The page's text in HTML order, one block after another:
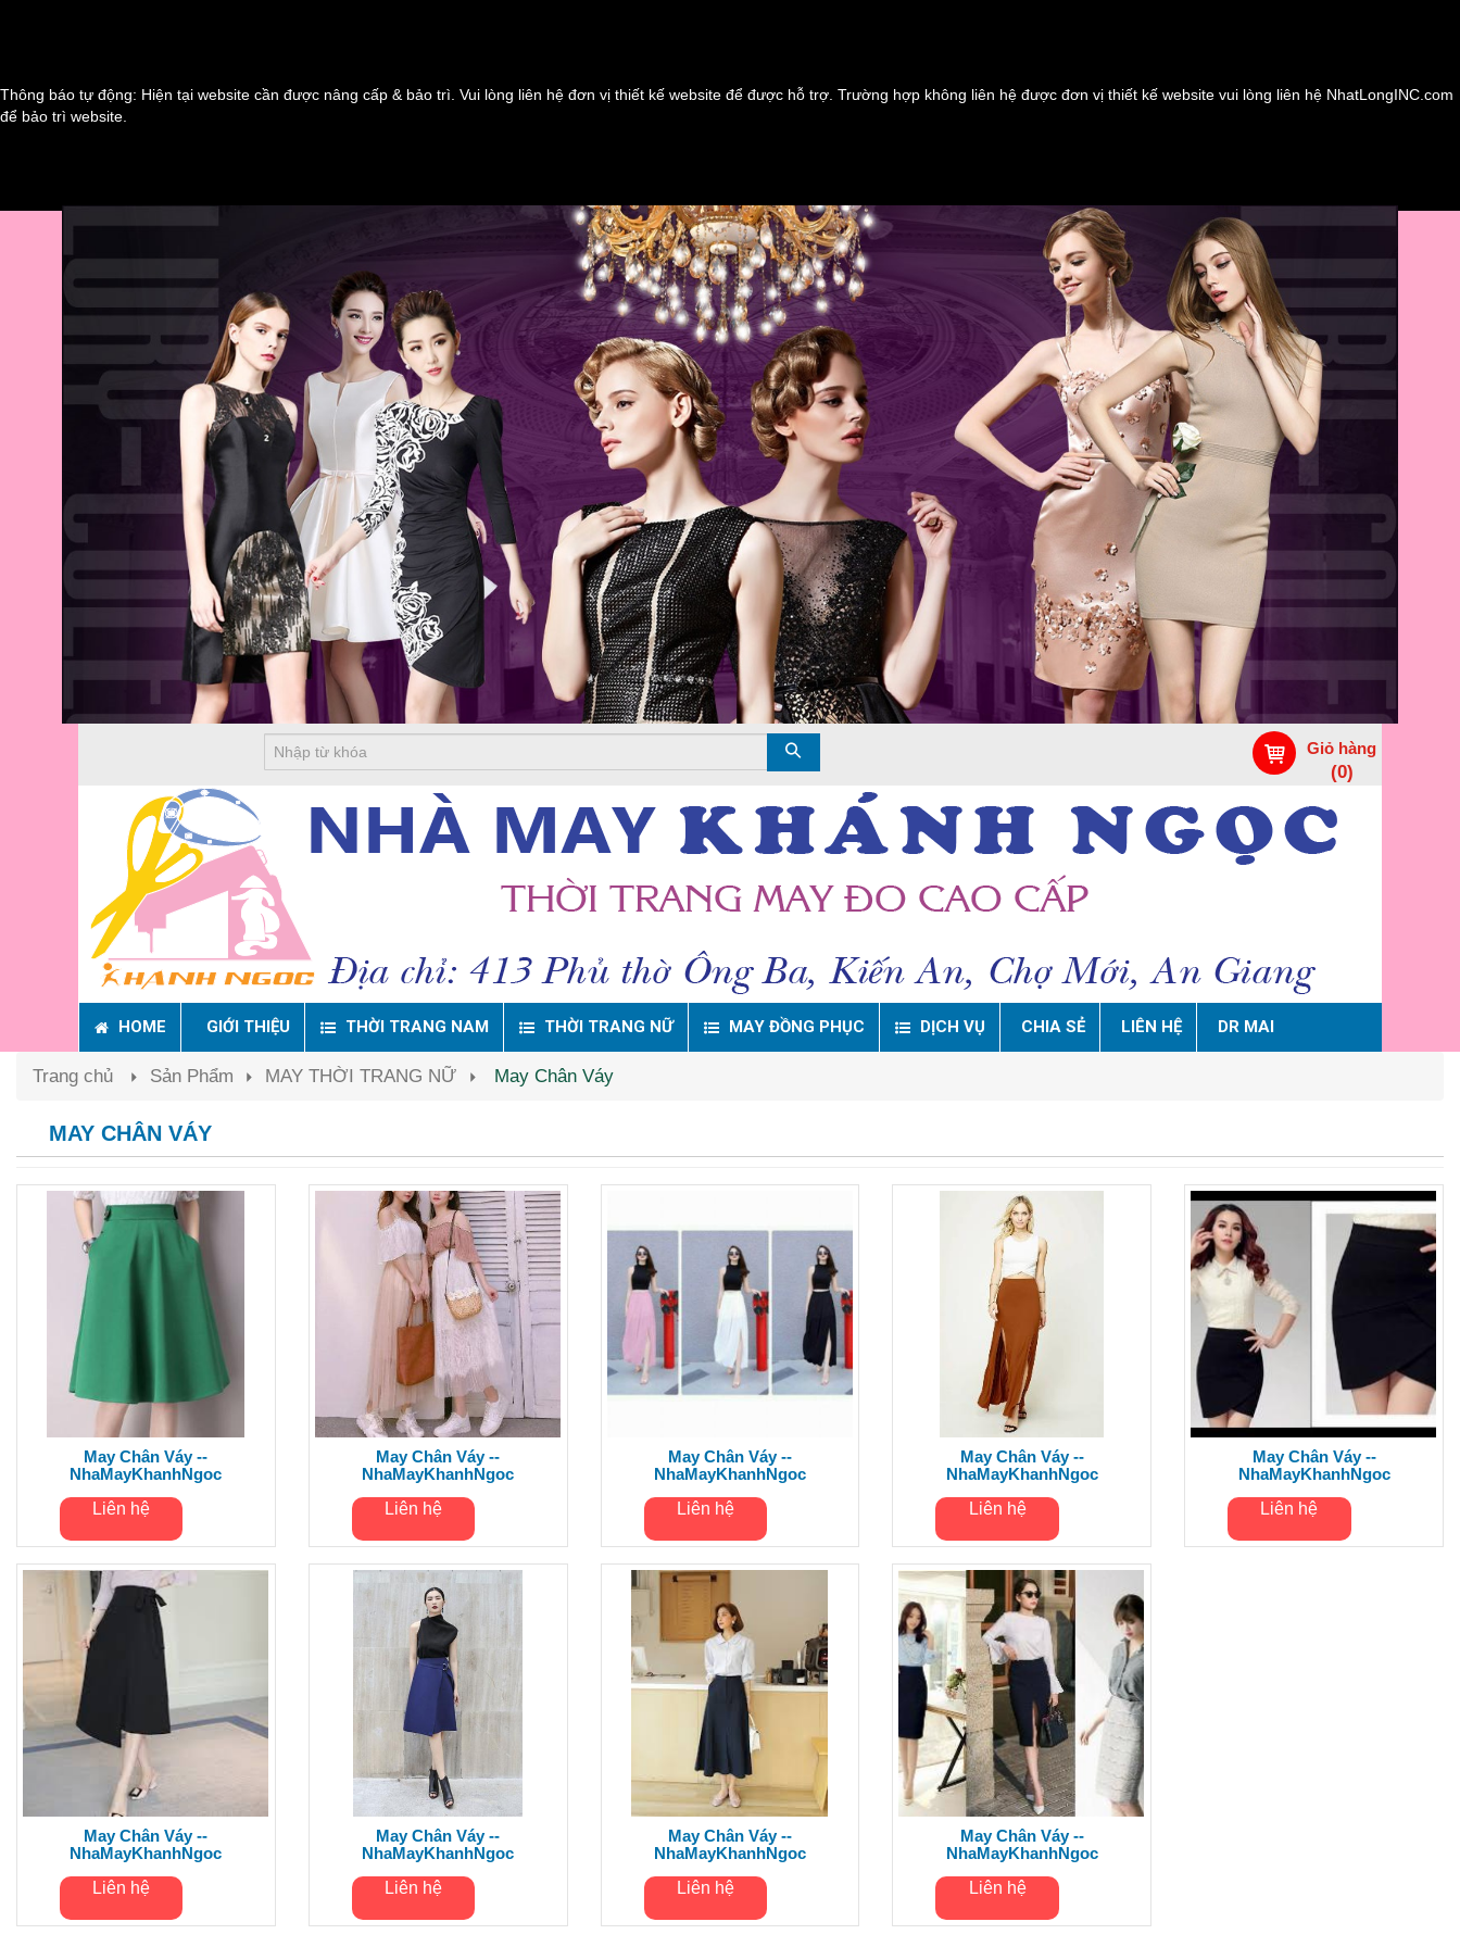
Thông báo tự động: Hiện tại website cần được nâng cấp & bảo trì. Vui lòng liên hệ đơn vị thiết kế website để được hỗ trợ. Trường hợp không liên hệ được đơn vị thiết kế website vui lòng liên hệ NhatLongINC.com
để bảo trì website.
Giỏ hàng
(0)
HOME GIỚI THIỆU THỜI TRANG NAM THỜI TRANG NỮ MAY ĐỒNG PHỤC DỊCH VỤ CHIA SẺ LIÊN HỆ DR MAI
Trang chủ Sản Phẩm MAY THỜI TRANG NỮ May Chân Váy
MAY CHÂN VÁY
May Chân Váy --
NhaMayKhanhNgoc
Liên hệ
May Chân Váy --
NhaMayKhanhNgoc
Liên hệ
May Chân Váy --
NhaMayKhanhNgoc
Liên hệ
May Chân Váy --
NhaMayKhanhNgoc
Liên hệ
May Chân Váy --
NhaMayKhanhNgoc
Liên hệ
May Chân Váy --
NhaMayKhanhNgoc
Liên hệ
May Chân Váy --
NhaMayKhanhNgoc
Liên hệ
May Chân Váy --
NhaMayKhanhNgoc
Liên hệ
May Chân Váy --
NhaMayKhanhNgoc
Liên hệ